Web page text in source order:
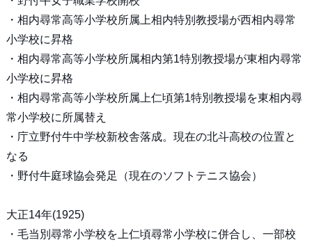
・相内尋常高等小学校所属上相内特別教授場が西相内尋常
小学校に昇格
・相内尋常高等小学校所属相内第1特別教授場が東相内尋常
小学校に昇格
・相内尋常高等小学校所属上仁頃第1特別教授場を東相内尋
常小学校に所属替え
・庁立野付牛中学校新校舎落成。現在の北斗高校の位置と
なる
・野付牛庭球協会発足（現在のソフトテニス協会）
大正14年(1925)
・毛当別尋常小学校を上仁頃尋常小学校に併合し、一部校